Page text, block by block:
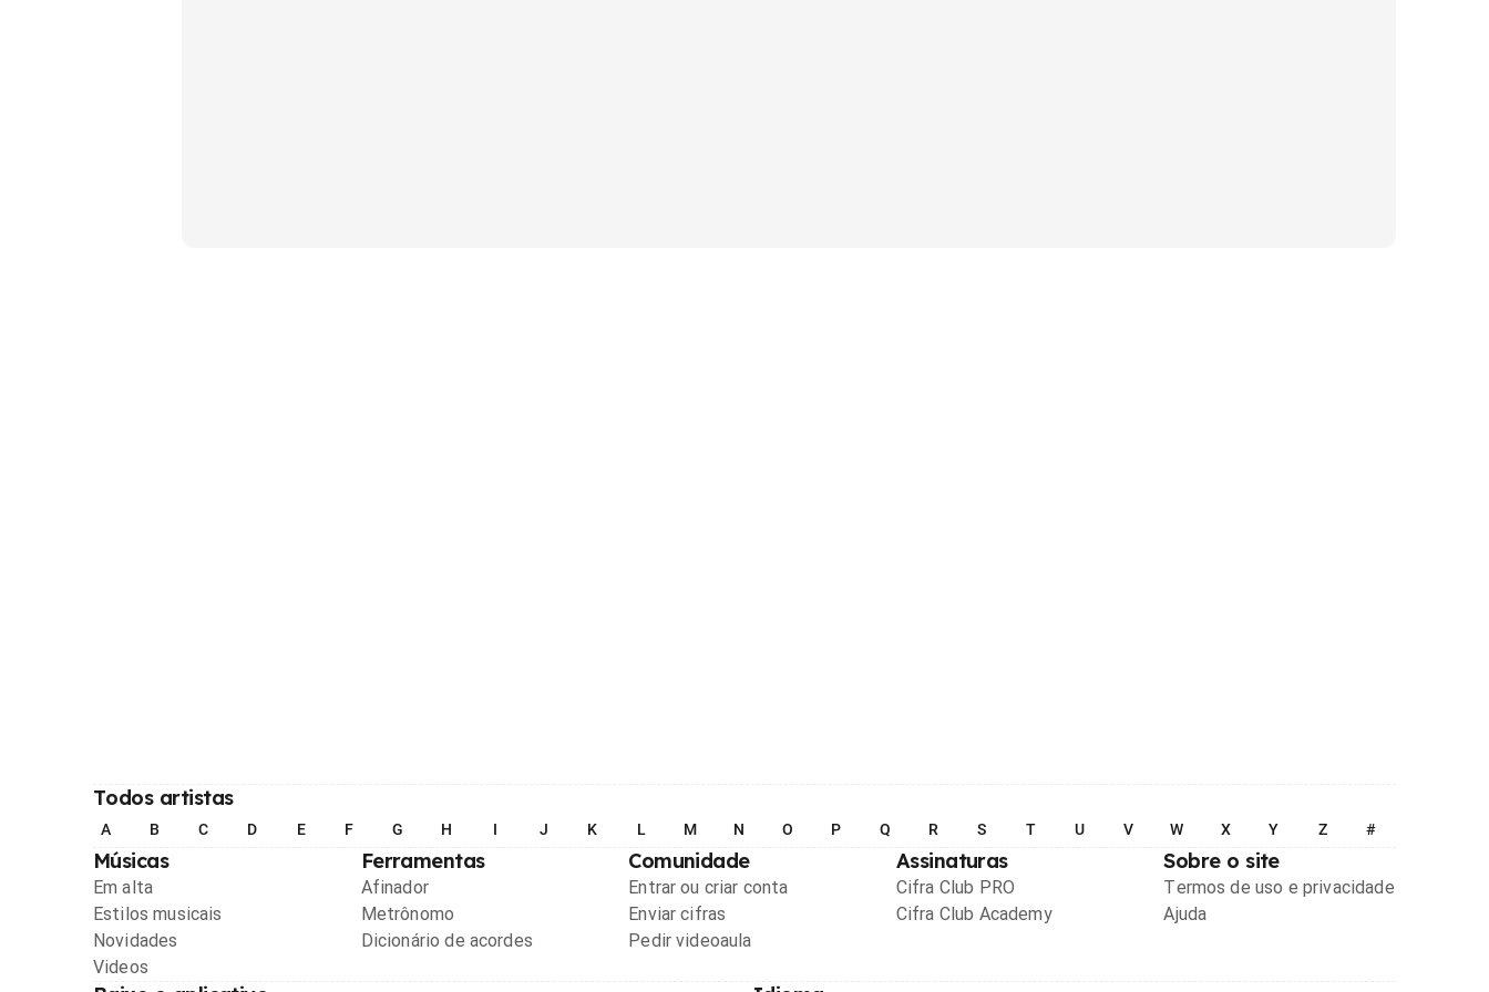
Todos artistas
A B C D E F G H I J K L M N O P Q R S T U V W X Y Z #
Músicas
Em alta
Estilos musicais
Novidades
Videos
Ferramentas
Afinador
Metrônomo
Dicionário de acordes
Comunidade
Entrar ou criar conta
Enviar cifras
Pedir videoaula
Assinaturas
Cifra Club PRO
Cifra Club Academy
Sobre o site
Termos de uso e privacidade
Ajuda